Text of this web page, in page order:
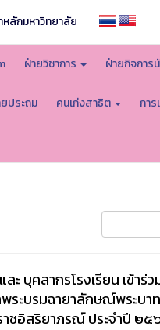
หลักมหาวิทยาลัย
ฝ่ายวิชาการ ฝ่ายกิจการ
ประถม คนเก่งสาธิต กา
ะ บุคลากรโรงเรียน เข้าร่
ะบรมฉายาลักษณ์พระบา
าชอิสริยาภรณ์ ประจำปี ๒